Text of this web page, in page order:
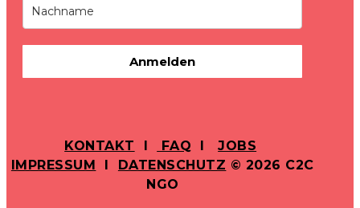
Anmelden
KONTAKT I FAQ IJOBS
IMPRESSUM I DATENSCHUTZ © 2026 C2C
NGO